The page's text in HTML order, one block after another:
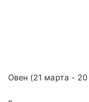
Овен (21 марта - 20